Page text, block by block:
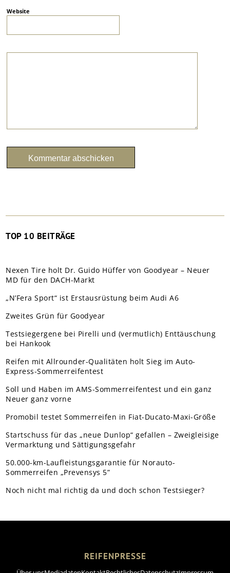
Website
TOP 10 BEITRÄGE
Nexen Tire holt Dr. Guido Hüffer von Goodyear – Neuer
MD für den DACH-Markt
„N’Fera Sport“ ist Erstausrüstung beim Audi A6
Zweites Grün für Goodyear
Testsiegergene bei Pirelli und (vermutlich) Enttäuschung
bei Hankook
Reifen mit Allrounder-Qualitäten holt Sieg im Auto-
Express-Sommerreifentest
Soll und Haben im AMS-Sommerreifentest und ein ganz
Neuer ganz vorne
Promobil testet Sommerreifen in Fiat-Ducato-Maxi-Größe
Startschuss für das „neue Dunlop“ gefallen – Zweigleisige
Vermarktung und Sättigungsgefahr
50.000-km-Laufleistungsgarantie für Norauto-
Sommerreifen „Prevensys 5”
Noch nicht mal richtig da und doch schon Testsieger?
REIFENPRESSE